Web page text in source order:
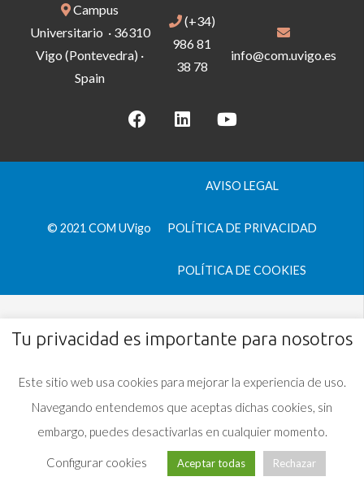
Campus
Universitario · 36310
Vigo (Pontevedra) ·
Spain
(+34)
986 81
38 78
info@com.uvigo.es
© 2021 COM UVigo
AVISO LEGAL
POLÍTICA DE PRIVACIDAD
POLÍTICA DE COOKIES
Tu privacidad es importante para nosotros
Este sitio web usa cookies para mejorar la experiencia de uso.
Navegando entendemos que aceptas dichas cookies, sin
embargo, puedes desactivarlas en cualquier momento.
Configurar cookies Aceptar todas Rechazar